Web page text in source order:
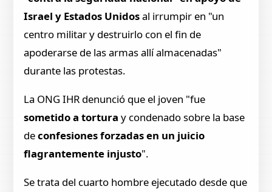
Israel y Estados Unidosal irrumpir en "un
centro militar y destruirlo con el fin de
apoderarse de las armas allí almacenadas"
durante las protestas.
La ONG IHR denunció que el joven "fue
sometido a tortura y condenado sobre la base
deconfesiones forzadas en un juicio
flagrantemente injusto".
Se trata del cuarto hombre ejecutado desde que